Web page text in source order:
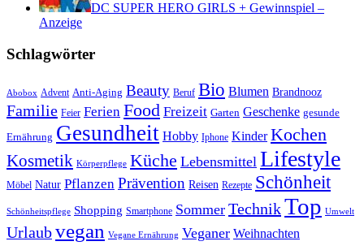
DC SUPER HERO GIRLS + Gewinnspiel –
Anzeige
Schlagwörter
Abobox Advent Anti-Aging Beauty Beruf Bio Blumen Brandnooz
Familie Feier Ferien Food Freizeit Garten Geschenke gesunde
Ernährung Gesundheit Hobby Iphone Kinder Kochen
Kosmetik Körperpflege Küche Lebensmittel Lifestyle
Möbel Natur Pflanzen Prävention Reisen Rezepte Schönheit
Schönheitspflege Shopping Smartphone Sommer TechnikTop Umwelt
Urlaubvegan Vegane Ernährung Veganer Weihnachten